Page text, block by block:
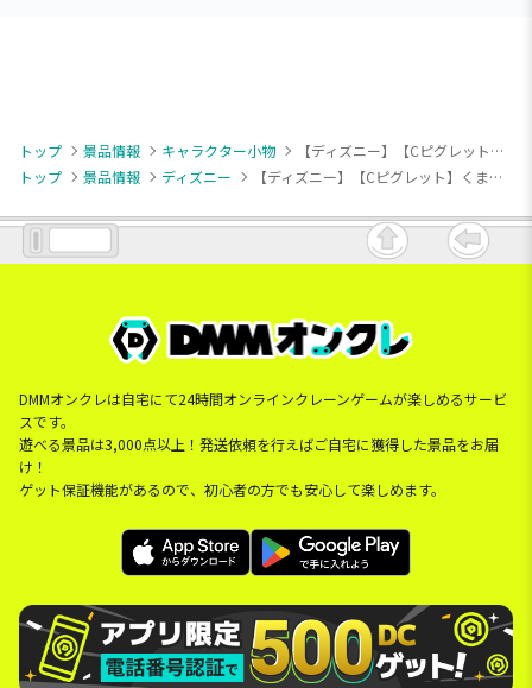
トップ 景品情報 キャラクター小物
【ディズニー】【Cピグレット】くまのプーさん Sweet Cookies クッキー型マスコット
トップ
景品情報 ディズニー 【ディズニー】【Cピグレット】くまのプーさん Sweet Cookies クッキー型マスコット
DMMオンクレは自宅にて24時間オンラインクレーンゲームが楽しめるサービ
スです。
遊べる景品は3,000点以上！発送依頼を行えばご自宅に獲得した景品をお届
け！
ゲット保証機能があるので、初心者の方でも安心して楽しめます。